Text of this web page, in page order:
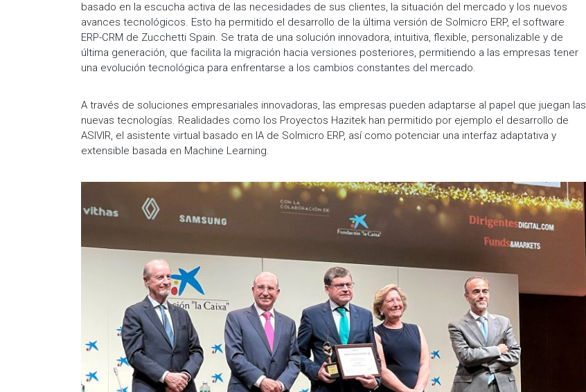
basado en la escucha activa de las necesidades de sus clientes, la situación del mercado y los nuevos
avances tecnológicos. Esto ha permitido el desarrollo de la última versión de Solmicro ERP, el software
ERP-CRM de Zucchetti Spain. Se trata de una solución innovadora, intuitiva, flexible, personalizable y de
última generación, que facilita la migración hacia versiones posteriores, permitiendo a las empresas tener
una evolución tecnológica para enfrentarse a los cambios constantes del mercado.
A través de soluciones empresariales innovadoras, las empresas pueden adaptarse al papel que juegan las
nuevas tecnologías. Realidades como los Proyectos Hazitek han permitido por ejemplo el desarrollo de
ASIVIR, el asistente virtual basado en IA de Solmicro ERP, así como potenciar una interfaz adaptativa y
extensible basada en Machine Learning.